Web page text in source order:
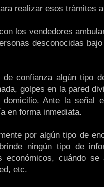
realizar esos trámites
los vendedores
desconocidas
confianza algún tipo
golpes en la pared
Ante la señal
en forma inmediata.
por algún tipo de
ningún tipo de
económicos, cuándo se
etc.